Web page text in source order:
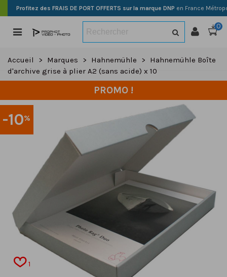
Profitez des FRAIS DE PORT OFFERTS sur la marque DNP en France
0
Accueil > Marques > Hahnemühle >
Hahnemühle Boîte
d'archive grise à plier A2 (sans acide) x 10
-10%
PROMO !
1